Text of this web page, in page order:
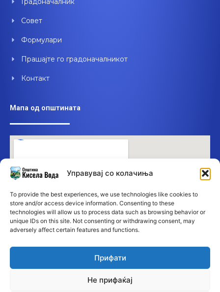
Управувај со колачиња
To provide the best experiences, we use technologies like cookies to
store and/or access device information. Consenting to these
technologies will allow us to process data such as browsing behavior or
unique IDs on this site. Not consenting or withdrawing consent, may
adversely affect certain features and functions.
Прифати
Не прифаќај
Совет
Формулари
Прашајте го градоначалникот
Контакт
Мапа од општината